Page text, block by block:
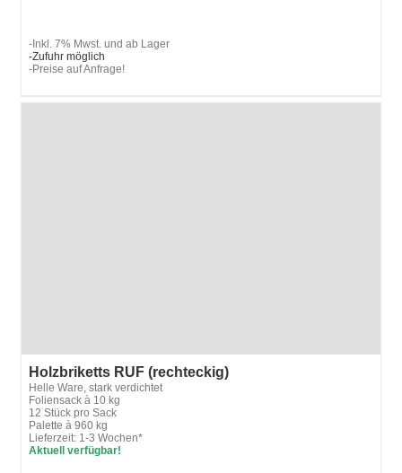
-Inkl. 7% Mwst. und ab Lager
-Zufuhr möglich
-Preise auf Anfrage!
Holzbriketts RUF (rechteckig)
Helle Ware, stark verdichtet
Foliensack à 10 kg
12 Stück pro Sack
Palette à 960 kg
Lieferzeit: 1-3 Wochen*
Aktuell verfügbar!